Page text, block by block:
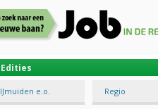
Edities
IJmuiden e.o. Regio